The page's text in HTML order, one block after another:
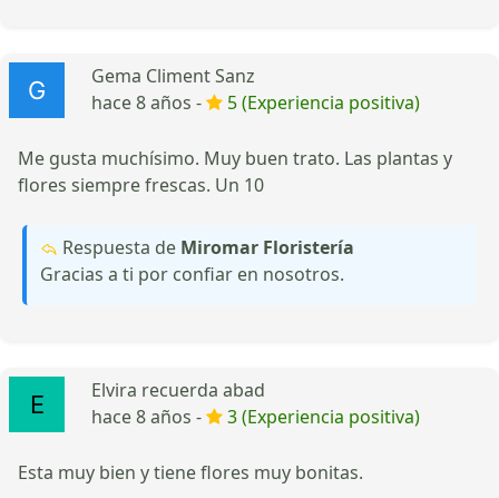
Gema Climent Sanz
hace 8 años -
5 (Experiencia positiva)
Me gusta muchísimo. Muy buen trato. Las plantas y
flores siempre frescas. Un 10
Respuesta de Miromar Floristería
Gracias a ti por confiar en nosotros.
Elvira recuerda abad
hace 8 años -
3 (Experiencia positiva)
Esta muy bien y tiene flores muy bonitas.